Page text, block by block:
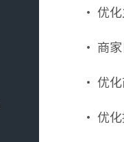
· 优
· 商
· 优
· 优